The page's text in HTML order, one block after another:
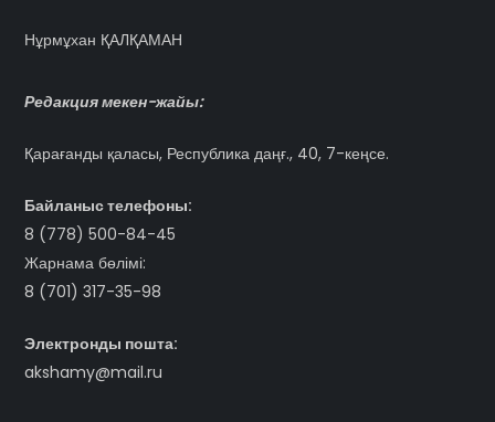
Нұрмұхан ҚАЛҚАМАН
Редакция мекен-жайы:
Қарағанды қаласы, Республика даңғ., 40, 7-кеңсе.
Байланыс телефоны:
8 (778) 500-84-45
Жарнама бөлімі:
8 (701) 317-35-98
Электронды пошта:
akshamy@mail.ru